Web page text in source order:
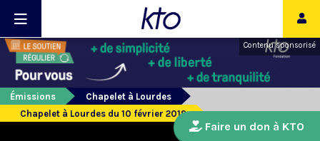
Contenu sponsorisé
Émissions
Chapelet à Lourdes
Chapelet à Lourdes du 10 février 2019
Faire un don à KTO